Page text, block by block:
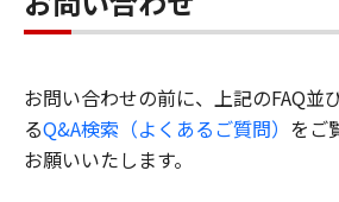
お問い合わせの前に、上記のFAQ並
るQ&A検索（よくあるご質問） をご
お願いいたします。